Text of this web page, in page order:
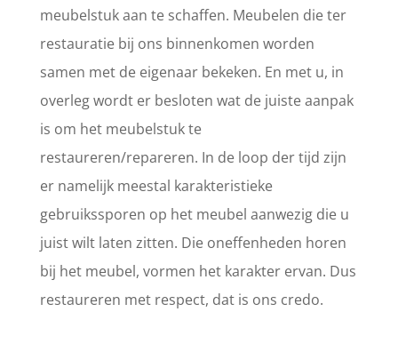
meubelstuk aan te schaffen. Meubelen die ter
restauratie bij ons binnenkomen worden
samen met de eigenaar bekeken. En met u, in
overleg wordt er besloten wat de juiste aanpak
is om het meubelstuk te
restaureren/repareren. In de loop der tijd zijn
er namelijk meestal karakteristieke
gebruikssporen op het meubel aanwezig die u
juist wilt laten zitten. Die oneffenheden horen
bij het meubel, vormen het karakter ervan. Dus
restaureren met respect, dat is ons credo.